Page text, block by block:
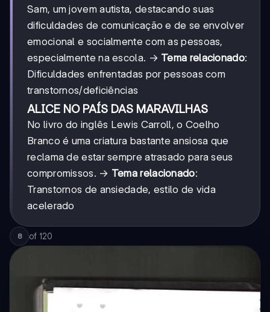
Sam, um jovem autista, destacando suas
dificuldades de comunicação e de se envolver
emocional e socialmente com as pessoas,
especialmente na escola. → Tema relacionado:
Dificuldades enfrentadas por pessoas com
transtornos/deficiências
ALICE NO PAÍS DAS MARAVILHAS
No livro do inglês Lewis Carroll, o Coelho
Branco é uma criatura bastante ansiosa que
reclama de estar sempre atrasado para seus
compromissos. → Tema relacionado:
Transtornos de ansiedade, estilo de vida
acelerado
8 of 120